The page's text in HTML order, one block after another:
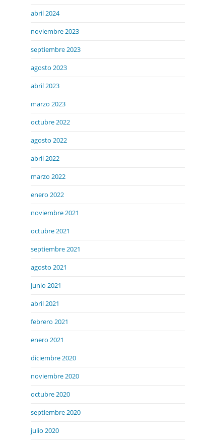
abril 2024
noviembre 2023
septiembre 2023
agosto 2023
abril 2023
marzo 2023
octubre 2022
agosto 2022
abril 2022
marzo 2022
enero 2022
noviembre 2021
octubre 2021
septiembre 2021
agosto 2021
junio 2021
abril 2021
febrero 2021
enero 2021
diciembre 2020
noviembre 2020
octubre 2020
septiembre 2020
julio 2020